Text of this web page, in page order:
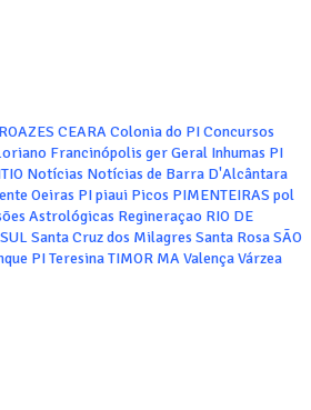
CEARAColonia do PIConcursos
Francinópolis gerGeral Inhumas PI
Notícias Notícias de Barra D'Alcântara
Oeiras PIpiaui Picos PIMENTEIRAS pol
Astrológicas Regineraçao RIO DE
Santa Cruz dos Milagres Santa RosaSÃO
PITeresinaTIMOR MAValençaVárzea